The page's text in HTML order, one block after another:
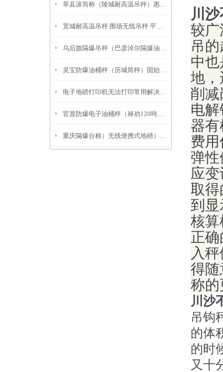
莘县滚筒称（陵城耐高温吊秤）惠民移动汽车衡
宽城耐高温吊秤 围场无线吊秤 平泉挂钩秤
乌后旗隔爆吊秤（巴彦淖尔隔爆油桶秤）海拉尔汽车衡价格
灵宝防爆油桶秤（历城筒秤）固始防爆电子桌秤功能参数：
电子地磅打印机无法打印常用解决方法
官渡防爆电子油桶秤（禄劝120吨汽车衡）六枝油桶车秤
重庆隔爆台称）无线便携式地磅）孝感15T地磅
川
较广
吊
中
地，
削减
电
器
费
弹性
应
取得
到
核算
正
入
得随
称的
川沙
吊钩
的体
的时
又十